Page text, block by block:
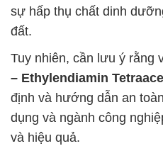
sự hấp thụ chất dinh
đất.
Tuy nhiên, cần lưu ý rằng
– Ethylendiamin
định và hướng dẫn an
dụng và ngành công
và hiệu quả.